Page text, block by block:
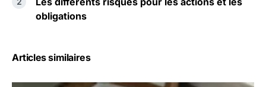
obligations
Articles similaires